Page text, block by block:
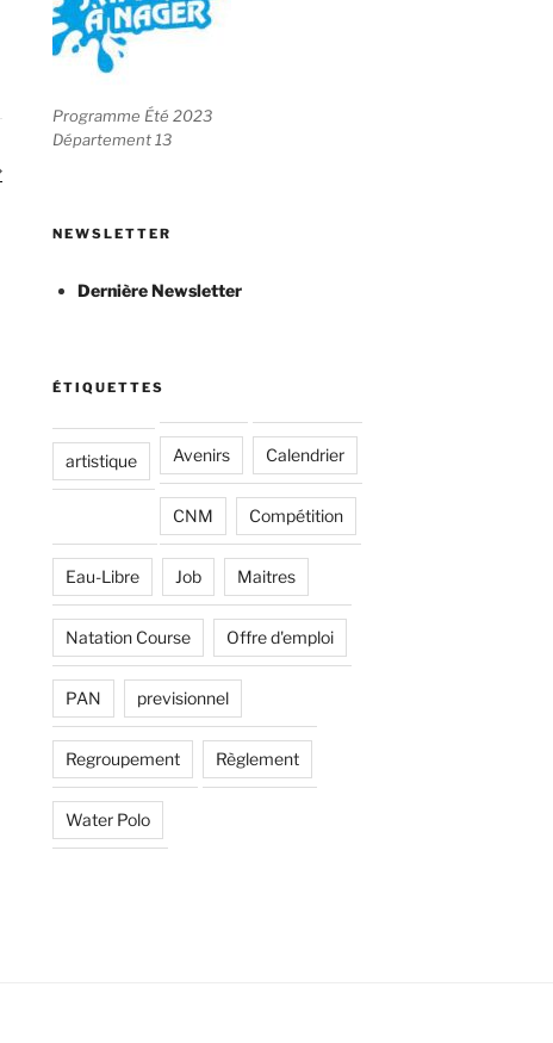
Programme Été 2023
Département 13
NEWSLETTER
Dernière Newsletter
ÉTIQUETTES
artistique Avenirs Calendrier
CNM Compétition
Eau-Libre Job Maitres
Natation Course Offre d'emploi
PAN previsionnel
Regroupement Règlement
Water Polo